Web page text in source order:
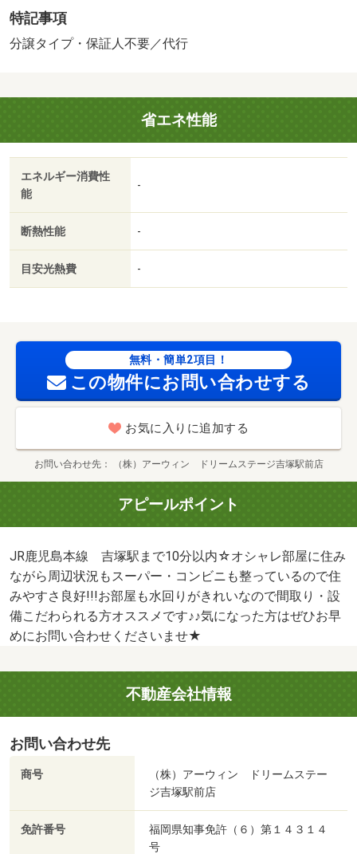
初回保証料※目安額 87650円/室内消毒費 13200円
特記事項
分譲タイプ・保証人不要／代行
省エネ性能
エネルギー消費性
能
-
断熱性能 -
目安光熱費 -
無料・簡単2項目！
この物件にお問い合わせする
お気に入りに追加する
お問い合わせ先 （株）アーウィン ドリームステージ吉塚駅前店
アピールポイント
JR鹿児島本線 吉塚駅まで10分以内☆オシャレ部屋に住み
ながら周辺状況もスーパー・コンビニも整っているので住
みやすさ良好!!!お部屋も水回りがきれいなので間取り・設
備こだわられる方オススメです♪♪気になった方はぜひお早
めにお問い合わせくださいませ★
不動産会社情報
お問い合わせ先
商号
（株）アーウィン ドリームステー
ジ吉塚駅前店
免許番号
福岡県知事免許（６）第１４３１４
号